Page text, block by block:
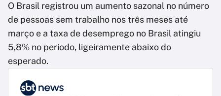
O Brasil registrou um aumento sazonal no número
de pessoas sem trabalho nos três meses até
março e a taxa de desemprego no Brasil atingiu
5,8% no período, ligeiramente abaixo do
esperado.